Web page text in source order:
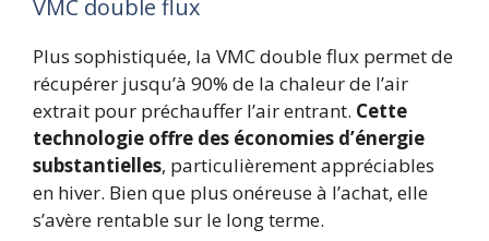
VMC double flux
Plus sophistiquée, la VMC double flux permet de
récupérer jusqu’à 90% de la chaleur de l’air
extrait pour préchauffer l’air entrant. Cette
technologie offre des économies d’énergie
substantielles, particulièrement appréciables
en hiver. Bien que plus onéreuse à l’achat, elle
s’avère rentable sur le long terme.